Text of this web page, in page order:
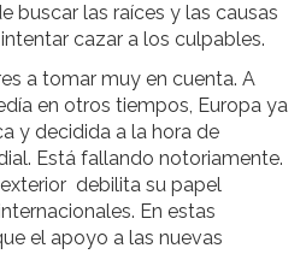
buscar las raíces y las causas
cazar a los culpables.
a tomar muy en cuenta. A
en otros tiempos, Europa ya
y decidida a la hora de
Está fallando notoriamente.
debilita su papel
En estas
el apoyo a las nuevas